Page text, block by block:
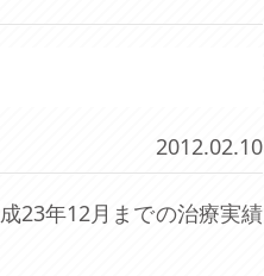
2012.02.10
23年12月までの治療実績